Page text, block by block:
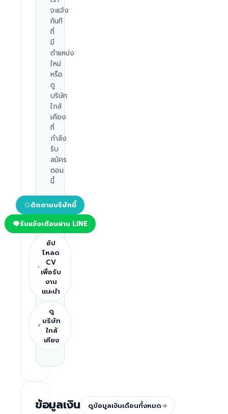
จะแจ้ง
ทันที
ที่
มี
ตำแหน่ง
ใหม่
หรือ
ดู
บริษัท
ใกล้
เคียง
ที่
กำลัง
รับ
สมัคร
ตอน
นี้
ติดตามบริษัทนี้
รับแจ้งเตือนผ่าน LINE
อัป
โหลด
CV
เพื่อรับ
งาน
แนะนำ
ดู
บริษัท
ใกล้
เคียง
ข้อมูลเงิน
ดูข้อมูลเงินเดือนทั้งหมด